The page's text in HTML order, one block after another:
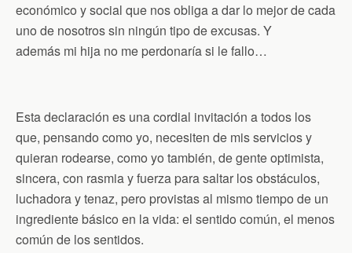
económico y social que nos obliga a dar lo mejor de cada
uno de nosotros sin ningún tipo de excusas. Y
además mi hija no me perdonaría si le fallo…
Esta declaración es una cordial invitación a todos los
que, pensando como yo, necesiten de mis servicios y
quieran rodearse, como yo también, de gente optimista,
sincera, con rasmia y fuerza para saltar los obstáculos,
luchadora y tenaz, pero provistas al mismo tiempo de un
ingrediente básico en la vida: el sentido común, el menos
común de los sentidos.